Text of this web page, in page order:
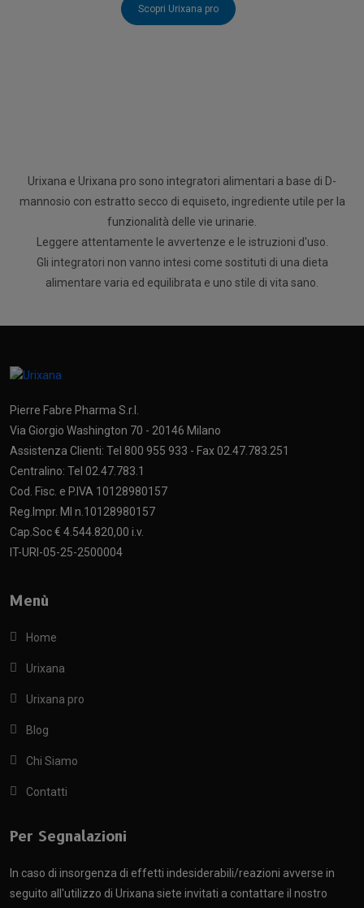
Scopri Urixana pro
Urixana e Urixana pro sono integratori alimentari a base di D-
mannosio con estratto secco di equiseto, ingrediente utile per la
funzionalità delle vie urinarie.
Leggere attentamente le avvertenze e le istruzioni d'uso.
Gli integratori non vanno intesi come sostituti di una dieta
alimentare varia ed equilibrata e uno stile di vita sano.
Pierre Fabre Pharma S.r.l.
Via Giorgio Washington 70 - 20146 Milano
Assistenza Clienti: Tel 800 955 933 - Fax 02.47.783.251
Centralino: Tel 02.47.783.1
Cod. Fisc. e P.IVA 10128980157
Reg.Impr. MI n.10128980157
Cap.Soc € 4.544.820,00 i.v.
IT-URI-05-25-2500004
Menù
Home
Urixana
Urixana pro
Blog
Chi Siamo
Contatti
Per Segnalazioni
In caso di insorgenza di effetti indesiderabili/reazioni avverse in
seguito all'utilizzo di Urixana siete invitati a contattare il nostro